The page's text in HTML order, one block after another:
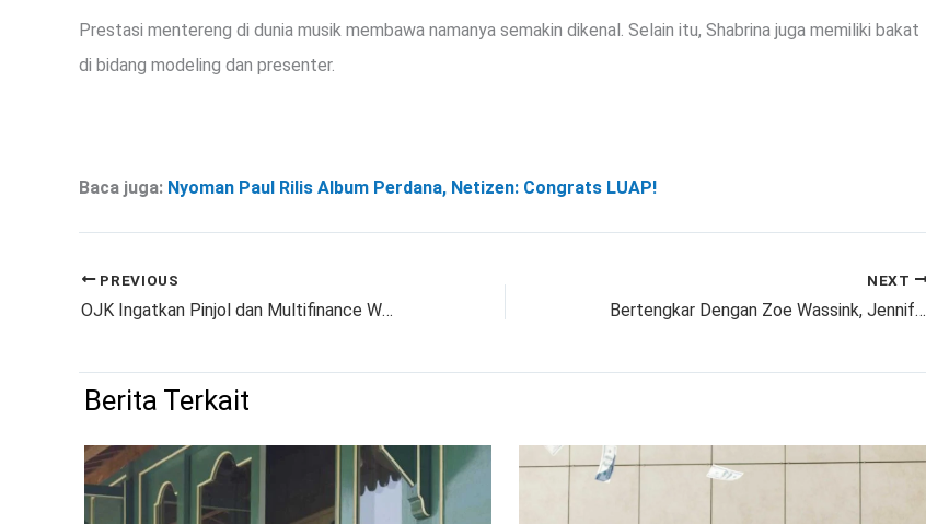
Prestasi mentereng di dunia musik membawa namanya semakin dikenal. Selain itu, Shabrina juga memiliki bakat
di bidang modeling dan presenter.
Baca juga: Nyoman Paul Rilis Album Perdana, Netizen: Congrats LUAP!
PREVIOUS
OJK Ingatkan Pinjol dan Multifinance Waspadai Risiko Gagal Bayar di Tengah PHK
NEXT
Bertengkar Dengan Zoe Wassink, Jennifer Coppen Buka Suara
Berita Terkait